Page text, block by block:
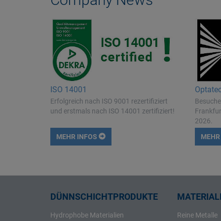
Thulium
Titan
Vanadium
Wolfram
Ytterbium
Yttrium
Zink
Zinn
Zirkon
ISO 14001
Erfolgreich nach ISO 9001 rezertifiziert
und erstmals nach ISO 14001 zertifiziert!
MEHR INFOS
2026.
DÜNNSCHICHTPRODUKTE
Hydrophobe Materialien Reine Metalle